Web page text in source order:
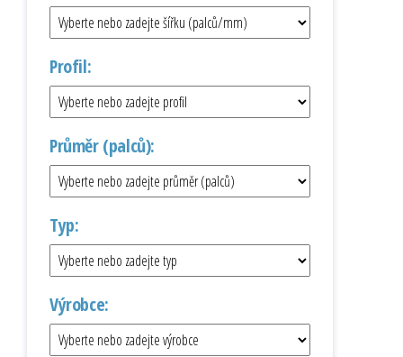
Profil:
Průměr (palců):
Typ:
Výrobce: